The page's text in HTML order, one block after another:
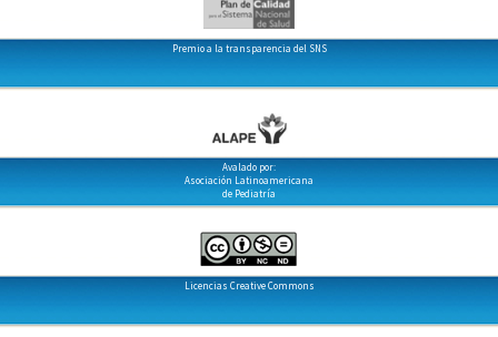
Premio a la transparencia del SNS
Avalado por:
Asociación Latinoamericana
de Pediatría
Licencias Creative Commons